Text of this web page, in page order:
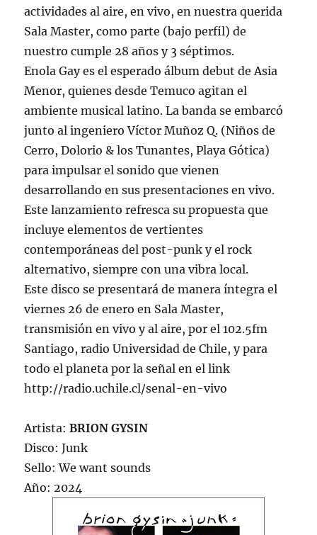
actividades al aire, en vivo, en nuestra querida
Sala Master, como parte (bajo perfil) de
nuestro cumple 28 años y 3 séptimos.
Enola Gay es el esperado álbum debut de Asia
Menor, quienes desde Temuco agitan el
ambiente musical latino. La banda se embarcó
junto al ingeniero Víctor Muñoz Q. (Niños de
Cerro, Dolorio & los Tunantes, Playa Gótica)
para impulsar el sonido que vienen
desarrollando en sus presentaciones en vivo.
Este lanzamiento refresca su propuesta que
incluye elementos de vertientes
contemporáneas del post-punk y el rock
alternativo, siempre con una vibra local.
Este disco se presentará de manera íntegra el
viernes 26 de enero en Sala Master,
transmisión en vivo y al aire, por el 102.5fm
Santiago, radio Universidad de Chile, y para
todo el planeta por la señal en el link
http://radio.uchile.cl/senal-en-vivo
Artista:BRION GYSIN
Disco: Junk
Sello: We want sounds
Año: 2024